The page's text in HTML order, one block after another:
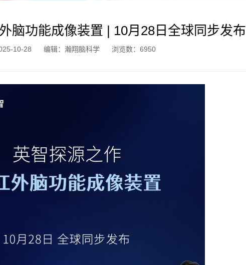
脑功能成像装置 | 10月28日全球同步发布
10-28 编辑：瀚翔脑科学 浏览数：6950